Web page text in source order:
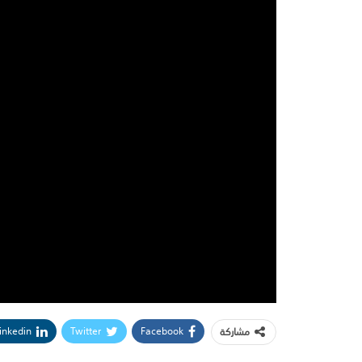
مشاركة Facebook
Twitter